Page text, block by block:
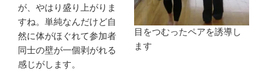
目をつむったペアを誘導し
ます
が、やはり盛り上がりま
すね。単純なんだけど自
然に体がほぐれて参加者
同士の壁が一個剥がれる
感じがします。